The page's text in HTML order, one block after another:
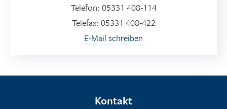
Telefon: 05331 408-114
Telefax: 05331 408-422
E-Mail schreiben
Kontakt